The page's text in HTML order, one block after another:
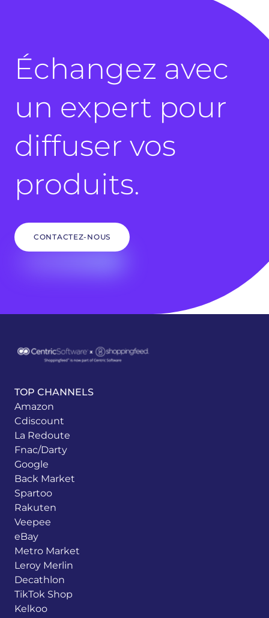
Échangez avec
un expert pour
diffuser vos
produits.
CONTACTEZ-NOUS
TOP CHANNELS
Amazon
Cdiscount
La Redoute
Fnac/Darty
Google
Back Market
Spartoo
Rakuten
Veepee
eBay
Metro Market
Leroy Merlin
Decathlon
TikTok Shop
Kelkoo